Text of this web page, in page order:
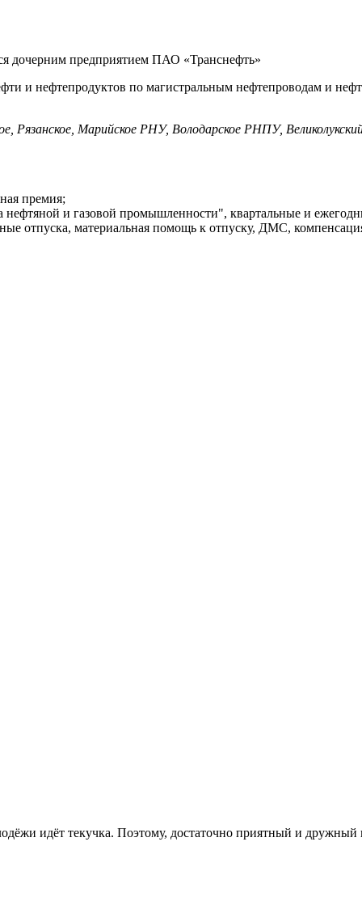
дочерним предприятием ПАО «Транснефть»
и нефтепродуктов по магистральным нефтепроводам и
Рязанское, Марийское РНУ, Володарское РНПУ,
премия;
и газовой промышленности", квартальные и
отпуска, материальная помощь к отпуску, ДМС,
идёт текучка. Поэтому, достаточно приятный и дружный